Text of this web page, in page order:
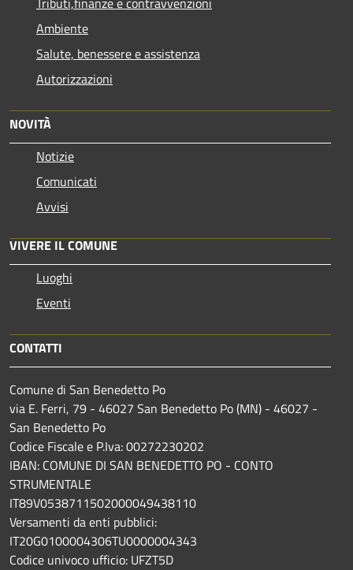
Ambiente
Salute, benessere e assistenza
Autorizzazioni
NOVITÀ
Notizie
Comunicati
Avvisi
VIVERE IL COMUNE
Luoghi
Eventi
CONTATTI
Comune di San Benedetto Po
via E. Ferri, 79 - 46027 San Benedetto Po (MN) - 46027 -
San Benedetto Po
Codice Fiscale e P.Iva: 00272230202
IBAN: COMUNE DI SAN BENEDETTO PO - CONTO
STRUMENTALE
IT89V0538711502000049438110
Versamenti da enti pubblici:
IT20G0100004306TU0000004343
Codice univoco ufficio: UFZT5D